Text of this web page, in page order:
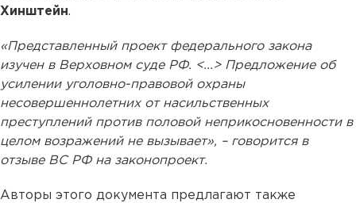
Хинштейн.
«Представленный проект федерального закона
изучен в Верховном суде РФ. <...> Предложение об
усилении уголовно-правовой охраны
несовершеннолетних от насильственных
преступлений против половой неприкосновенности в
целом возражений не вызывает», – говорится в
отзыве ВС РФ на законопроект.
Авторы этого документа предлагают также